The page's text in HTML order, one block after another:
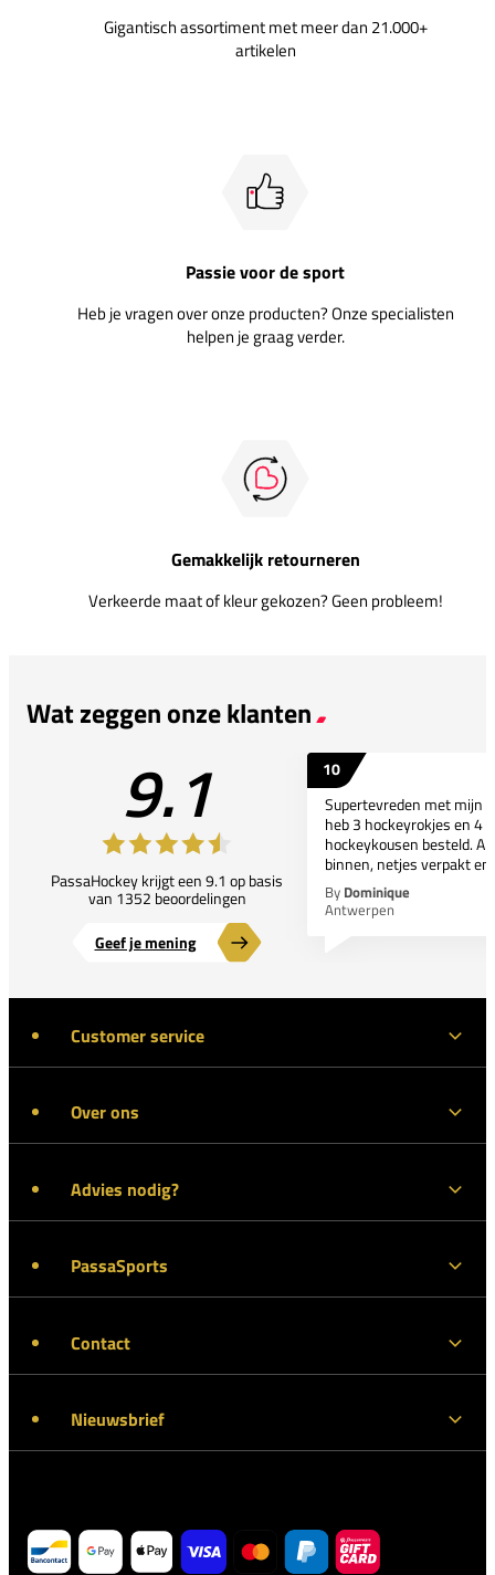
Gigantisch assortiment met meer dan 21.000+
artikelen
Passie voor de sport
Heb je vragen over onze producten? Onze specialisten
helpen je graag verder.
Gemakkelijk retourneren
Verkeerde maat of kleur gekozen? Geen probleem!
Wat zeggen onze klanten
9.1
PassaHockey krijgt een 9.1 op basis
van 1352 beoordelingen
Geef je mening
10
Supertevreden met mijn
heb 3 hockeyrokjes en 4
hockeykousen besteld.
binnen, netjes verpakt
By Dominique
Antwerpen
Customer service
Over ons
Advies nodig?
PassaSports
Contact
Nieuwsbrief